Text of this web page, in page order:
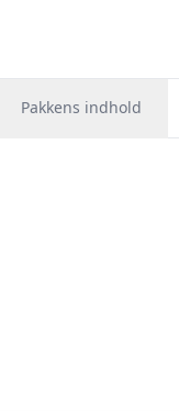
Pakkens indhold